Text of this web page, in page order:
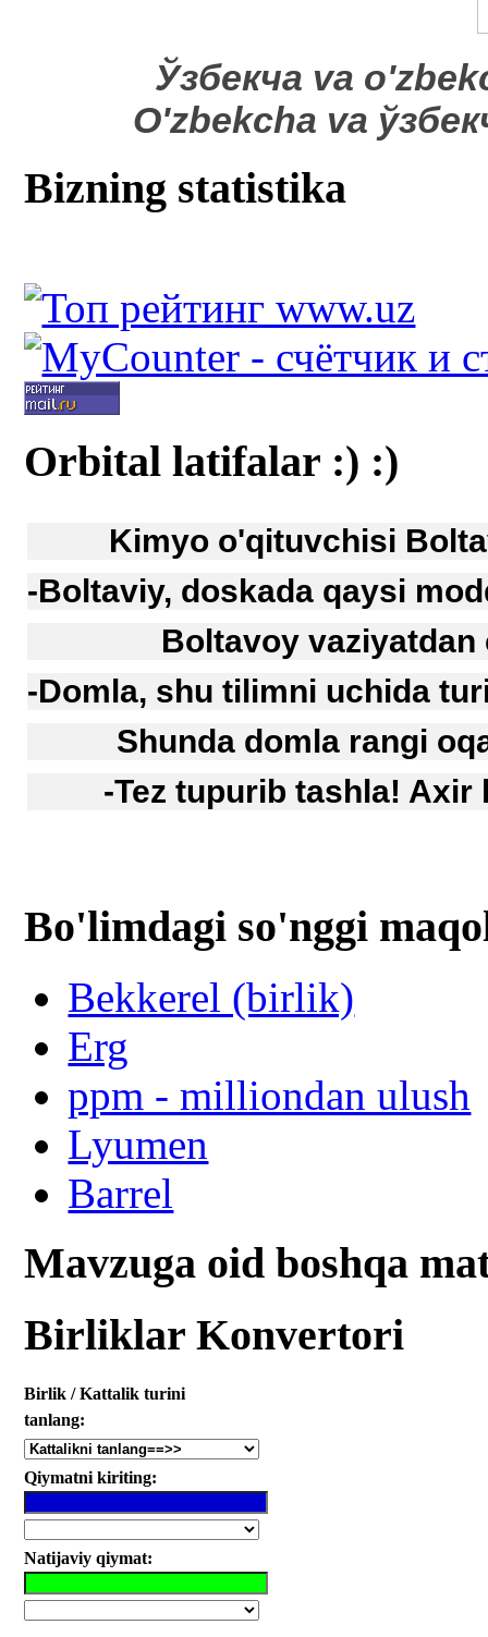
​Ўзбекча va
O'zbekcha va
Bizning statistika
Orbital latifalar :) :)
Kimyo o'qituvchisi
-Boltaviy, doskada qaysi
Boltavoy
-Domla, shu tilimni uchida
Shunda domla rangi
-Tez tupurib tashla!
Bo'limdagi so'nggi
Bekkerel (birlik)
Erg
ppm - milliondan ulush
Lyumen
Barrel
Mavzuga oid boshqa
Birliklar Konvertori
Birlik / Kattalik turini
tanlang:
Qiymatni kiriting:
Natijaviy qiymat: